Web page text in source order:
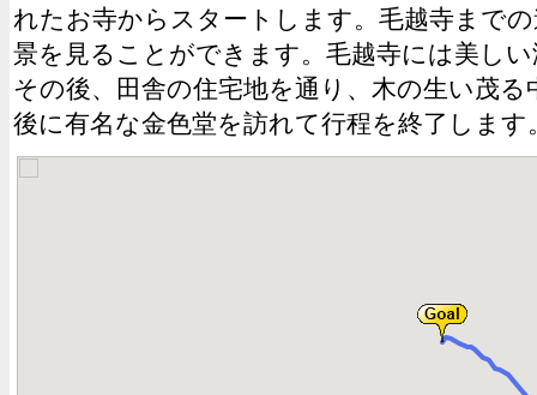
れたお寺からスタートします。毛越寺まで
景を見ることができます。毛越寺には美し
その後、田舎の住宅地を通り、木の生い茂
後に有名な金色堂を訪れて行程を終了します